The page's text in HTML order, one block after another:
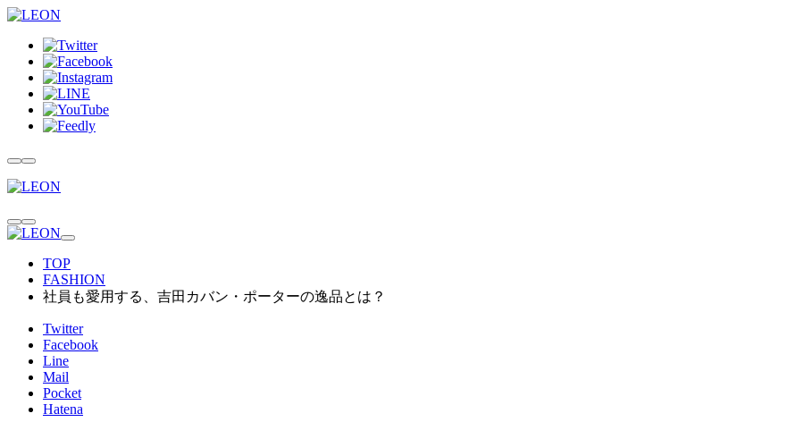
TOP
FASHION
社員も愛用する、吉田カバン・ポーターの逸品とは？
Twitter
Facebook
Line
Mail
Pocket
Hatena